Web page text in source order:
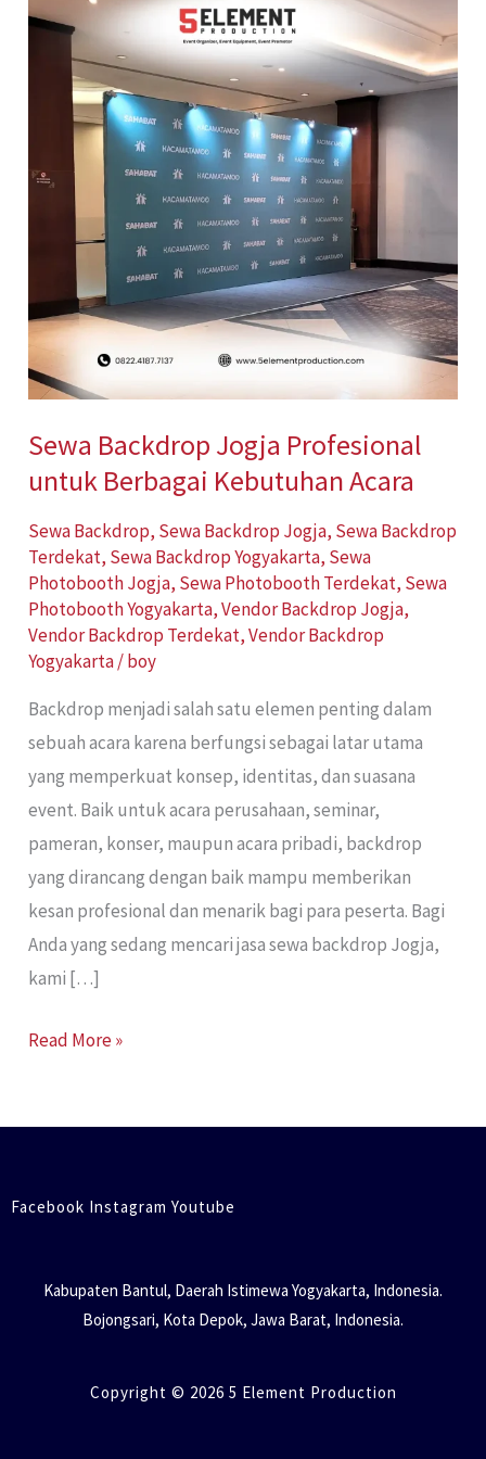
Sewa Backdrop Jogja Profesional
untuk Berbagai Kebutuhan Acara
Sewa Backdrop, Sewa Backdrop Jogja, Sewa Backdrop
Terdekat, Sewa Backdrop Yogyakarta, Sewa
Photobooth Jogja, Sewa Photobooth Terdekat, Sewa
Photobooth Yogyakarta,Vendor Backdrop Jogja,
Vendor Backdrop Terdekat,Vendor Backdrop
Yogyakarta/boy
Backdrop menjadi salah satu elemen penting dalam
sebuah acara karena berfungsi sebagai latar utama
yang memperkuat konsep, identitas, dan suasana
event. Baik untuk acara perusahaan, seminar,
pameran, konser, maupun acara pribadi, backdrop
yang dirancang dengan baik mampu memberikan
kesan profesional dan menarik bagi para peserta. Bagi
Anda yang sedang mencari jasa sewa backdrop Jogja,
kami […]
Backdrop
Jogja
Profesional
untuk
Kebutuhan
Read More »
Facebook Instagram Youtube
Kabupaten Bantul, Daerah Istimewa Yogyakarta, Indonesia.
Bojongsari, Kota Depok, Jawa Barat, Indonesia.
Copyright © 2026 5 Element Production